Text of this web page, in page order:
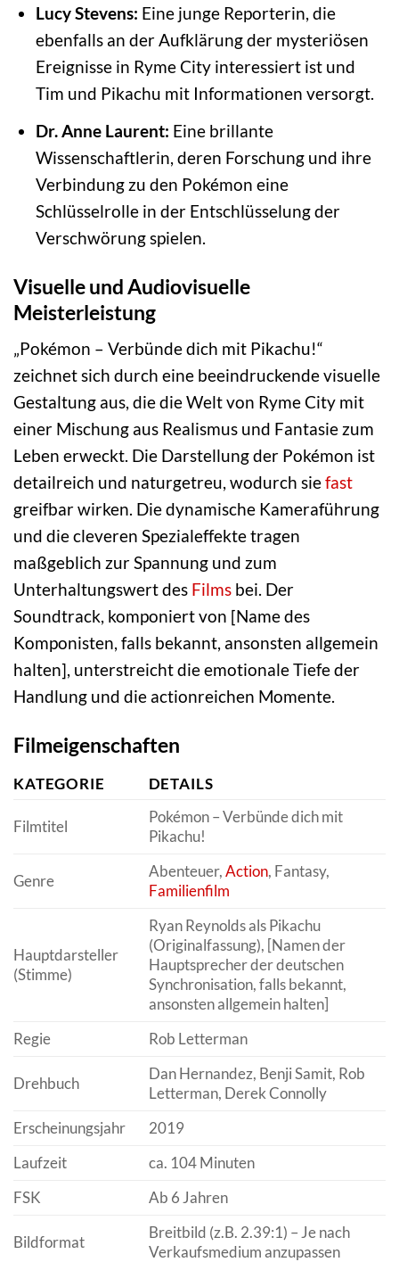
Lucy Stevens: Eine junge Reporterin, die
ebenfalls an der Aufklärung der mysteriösen
Ereignisse in Ryme City interessiert ist und
Tim und Pikachu mit Informationen versorgt.
Dr. Anne Laurent: Eine brillante
Wissenschaftlerin, deren Forschung und ihre
Verbindung zu den Pokémon eine
Schlüsselrolle in der Entschlüsselung der
Verschwörung spielen.
Visuelle und Audiovisuelle
Meisterleistung
„Pokémon – Verbünde dich mit Pikachu!“
zeichnet sich durch eine beeindruckende visuelle
Gestaltung aus, die die Welt von Ryme City mit
einer Mischung aus Realismus und Fantasie zum
Leben erweckt. Die Darstellung der Pokémon ist
detailreich und naturgetreu, wodurch siefast
greifbar wirken. Die dynamische Kameraführung
und die cleveren Spezialeffekte tragen
maßgeblich zur Spannung und zum
Unterhaltungswert des Films bei. Der
Soundtrack, komponiert von [Name des
Komponisten, falls bekannt, ansonsten allgemein
halten], unterstreicht die emotionale Tiefe der
Handlung und die actionreichen Momente.
Filmeigenschaften
KATEGORIE DETAILS
Filmtitel
Pokémon – Verbünde dich mit
Pikachu!
Genre
Abenteuer,Action, Fantasy,
Familienfilm
Hauptdarsteller
(Stimme)
Ryan Reynolds als Pikachu
(Originalfassung), [Namen der
Hauptsprecher der deutschen
Synchronisation, falls bekannt,
ansonsten allgemein halten]
Regie
Rob Letterman
Drehbuch
Dan Hernandez, Benji Samit, Rob
Letterman, Derek Connolly
Erscheinungsjahr
2019
Laufzeit
ca. 104 Minuten
FSK
Ab 6 Jahren
Bildformat
Breitbild (z.B. 2.39:1) – Je nach
Verkaufsmedium anzupassen